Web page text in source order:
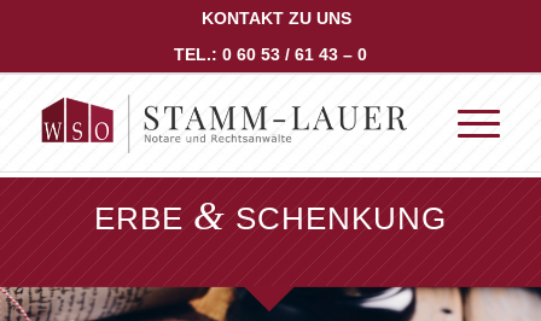
KONTAKT ZU UNS
TEL.: 0 60 53 / 61 43 – 0
ERBE&SCHENKUNG